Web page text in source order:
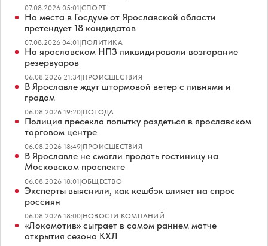
07.08.2026 05:01|СПОРТ
На места в Госдуме от Ярославской области
претендует 18 кандидатов
07.08.2026 04:01|ПОЛИТИКА
На ярославском НПЗ ликвидировали возгорание
резервуаров
06.08.2026 21:34|ПРОИСШЕСТВИЯ
В Ярославле ждут штормовой ветер с ливнями и
градом
06.08.2026 19:20|ПОГОДА
Полиция пресекла попытку раздеться в ярославском
торговом центре
06.08.2026 18:49|ПРОИСШЕСТВИЯ
В Ярославле не смогли продать гостиницу на
Московском проспекте
06.08.2026 18:01|ОБЩЕСТВО
Эксперты выяснили, как кешбэк влияет на спрос
россиян
06.08.2026 18:00|НОВОСТИ КОМПАНИЙ
«Локомотив» сыграет в самом раннем матче
открытия сезона КХЛ